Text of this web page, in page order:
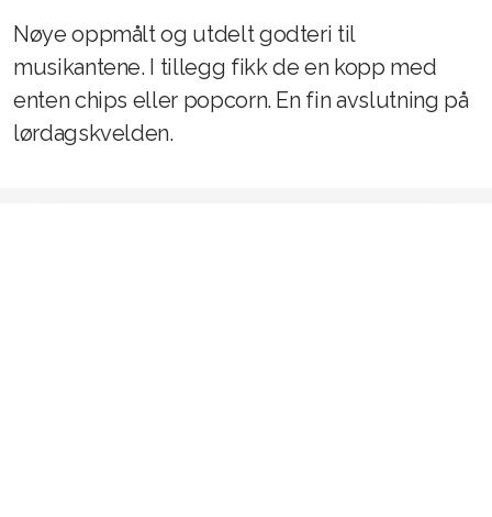
Nøye oppmålt og utdelt godteri til
musikantene. I tillegg fikk de en kopp med
enten chips eller popcorn. En fin avslutning på
lørdagskvelden.